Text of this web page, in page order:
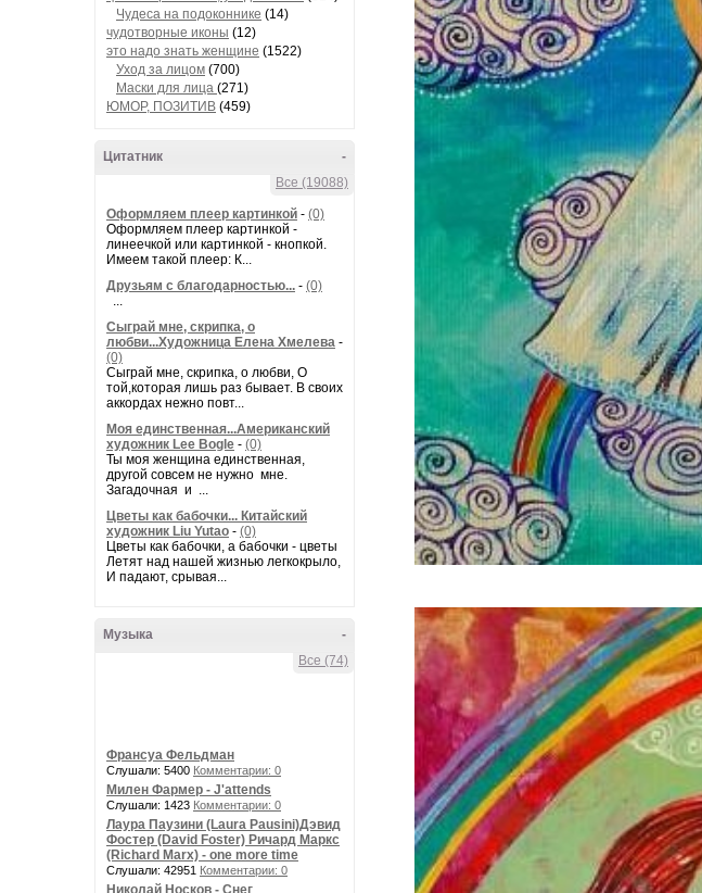
Чудеса на подоконнике (14)
чудотворные иконы (12)
это надо знать женщине (1522)
Уход за лицом (700)
Маски для лица (271)
ЮМОР, ПОЗИТИВ (459)
-
Цитатник
Все (19088)
Оформляем плеер картинкой - (0)
Оформляем плеер картинкой -
линеечкой или картинкой - кнопкой.
Имеем такой плеер: К...
Друзьям с благодарностью... - (0)
...
Сыграй мне, скрипка, о
любви...Художница Елена Хмелева -
(0)
Сыграй мне, скрипка, о любви, О
той,которая лишь раз бывает. В своих
аккордах нежно повт...
Моя единственная...Американский
художник Lee Bogle - (0)
Ты моя женщина единственная,
другой совсем не нужно мне.
Загадочная и ...
Цветы как бабочки... Китайский
художник Liu Yutao - (0)
Цветы как бабочки, а бабочки - цветы
Летят над нашей жизнью легкокрыло,
И падают, срывая...
-
Музыка
Все (74)
Франсуа Фельдман
Слушали: 5400 Комментарии: 0
Милен Фармер - J'attends
Слушали: 1423 Комментарии: 0
Лаура Паузини (Laura Pausini)Дэвид
Фостер (David Foster) Ричард Маркс
(Richard Marx) - one more time
Слушали: 42951 Комментарии: 0
Николай Носков - Снег